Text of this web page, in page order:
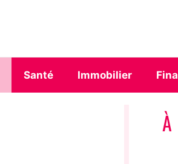
Santé Immobilier